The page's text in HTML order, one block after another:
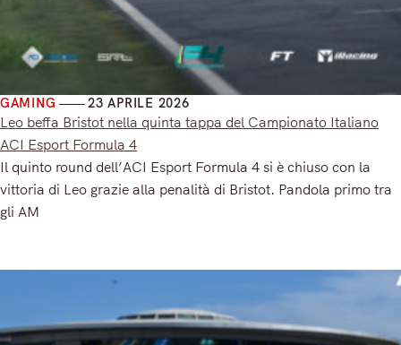
GAMING 23 APRILE 2026
Leo beffa Bristot nella quinta tappa del Campionato Italiano
ACI Esport Formula 4
Il quinto round dell’ACI Esport Formula 4 si è chiuso con la
vittoria di Leo grazie alla penalità di Bristot. Pandola primo tra
gli AM